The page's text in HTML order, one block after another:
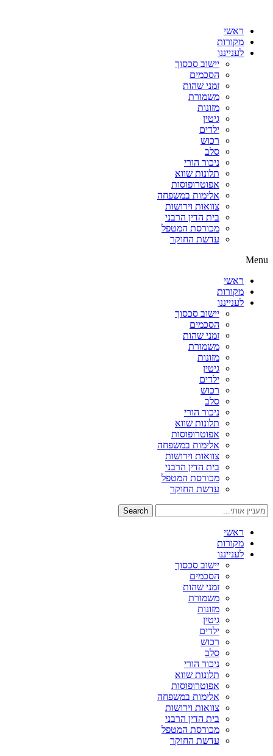
ראשי
מקורות
לענייננו
יישוב סכסוך
הסכמים
זמני שהות
משמורת
מזונות
גיטין
ילדים
רכוש
סלב
ניכור הורי
תלונות שווא
אפוטרופוסות
אלימות במשפחה
צוואות וירושות
בית הדין הרבני
מכורסת המטפל
עדשת החוקר
Menu
ראשי
מקורות
לענייננו
יישוב סכסוך
הסכמים
זמני שהות
משמורת
מזונות
גיטין
ילדים
רכוש
סלב
ניכור הורי
תלונות שווא
אפוטרופוסות
אלימות במשפחה
צוואות וירושות
בית הדין הרבני
מכורסת המטפל
עדשת החוקר
Search
ראשי
מקורות
לענייננו
יישוב סכסוך
הסכמים
זמני שהות
משמורת
מזונות
גיטין
ילדים
רכוש
סלב
ניכור הורי
תלונות שווא
אפוטרופוסות
אלימות במשפחה
צוואות וירושות
בית הדין הרבני
מכורסת המטפל
עדשת החוקר